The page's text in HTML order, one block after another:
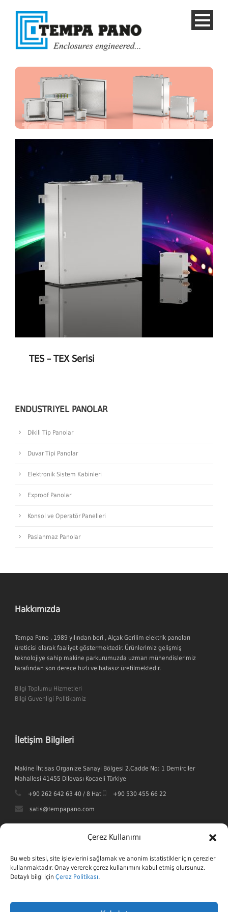
Çerez Kullanımı
Bu web sitesi, site işlevlerini sağlamak ve anonim istatistikler için çerezler
kullanmaktadır. Onay vererek çerez kullanımını kabul etmiş olursunuz.
Detaylı bilgi için Çerez Politikası.
TES – TEX Serisi
ENDUSTRIYEL PANOLAR
Dikili Tip Panolar
Duvar Tipi Panolar
Elektronik Sistem Kabinleri
Exproof Panolar
Konsol ve Operatör Panelleri
Paslanmaz Panolar
Hakkımızda
Tempa Pano , 1989 yılından beri , Alçak Gerilim elektrik panoları
üreticisi olarak faaliyet göstermektedir. Ürünlerimiz gelişmiş
teknolojiye sahip makine parkurumuzda uzman mühendislerimiz
tarafından son derece hızlı ve hatasız üretilmektedir.
Bilgi Toplumu Hizmetleri
Bilgi Guvenligi Politikamiz
İletişim Bilgileri
Makine İhtisas Organize Sanayi Bölgesi 2.Cadde No: 1 Demirciler
Mahallesi 41455 Dilovası Kocaeli Türkiye
+90 262 642 63 40 / 8 Hat +90 530 455 66 22
satis@tempapano.com